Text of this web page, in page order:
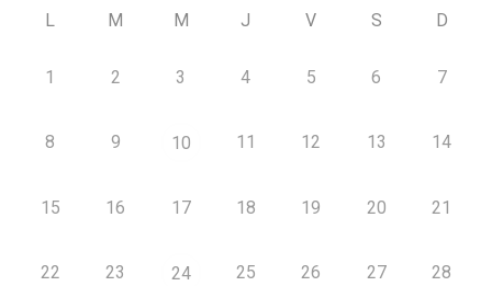
L M M J V S D
1 2 3 4 5 6 7
8 9 10 11 12 13 14
15 16 17 18 19 20 21
22 23 24 25 26 27 28